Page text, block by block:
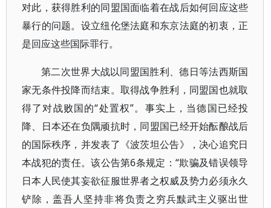
对此，获得胜利的同盟国面临着在战后如何回应这些
暴行的问题。设立纽伦堡法庭和东京法庭的初衷，正
是回应这些国际罪行。
第二次世界大战以同盟国胜利、德日等法西斯国
家无条件投降而结束。取得战争胜利，同盟国也就取
得了对战败国的“处置权”。事实上，当德国已经投
降、日本还在负隅顽抗时，同盟国已经开始酝酿战后
的国际秩序，并发表了《波茨坦公告》，决心追究日
本战犯的责任。该公告第6条规定：“欺骗及错误领导
日本人民使其妄欲征服世界者之权威及势力必须永久
铲除，盖吾人坚持非将负责之穷兵黩武主义驱出世